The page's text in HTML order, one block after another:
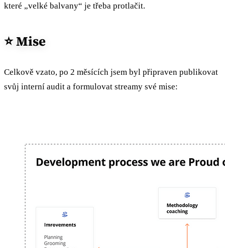
které „velké balvany“ je třeba protlačit.
⭐️ Mise
Celkově vzato, po 2 měsících jsem byl připraven publikovat
svůj interní audit a formulovat streamy své mise: